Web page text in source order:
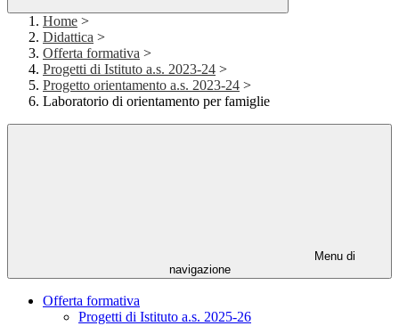
Home >
Didattica >
Offerta formativa >
Progetti di Istituto a.s. 2023-24 >
Progetto orientamento a.s. 2023-24 >
Laboratorio di orientamento per famiglie
Menu di
navigazione
Offerta formativa
Progetti di Istituto a.s. 2025-26